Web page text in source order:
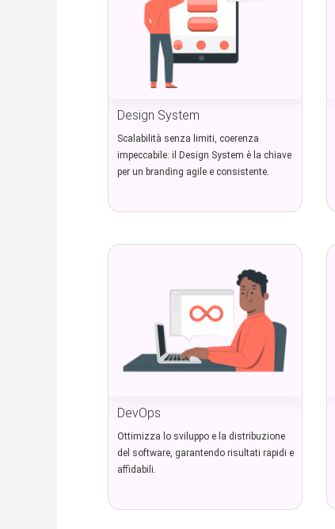
Design System
Scalabilità senza limiti, coerenza
impeccabile: il Design System è la chiave
per un branding agile e consistente.
DevOps
Ottimizza lo sviluppo e la distribuzione
del software, garantendo risultati rapidi e
affidabili.